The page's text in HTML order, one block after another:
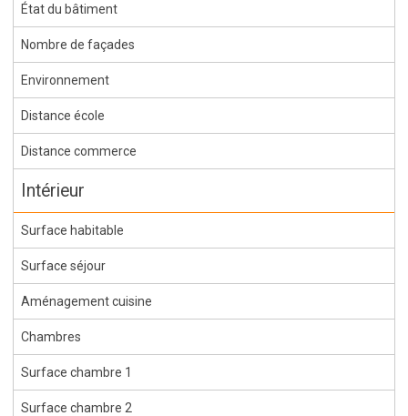
État du bâtiment
Nombre de façades
Environnement
Distance école
Distance commerce
Intérieur
Surface habitable
Surface séjour
Aménagement cuisine
Chambres
Surface chambre 1
Surface chambre 2